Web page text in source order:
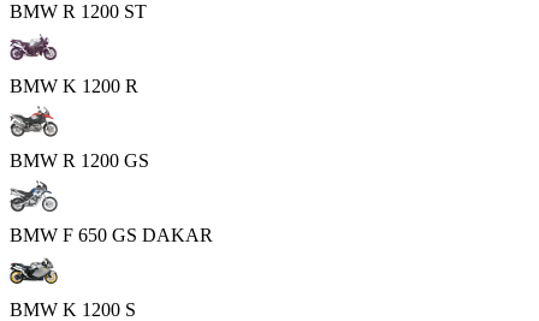
BMW R 1200 ST
BMW K 1200 R
BMW R 1200 GS
BMW F 650 GS DAKAR
BMW K 1200 S